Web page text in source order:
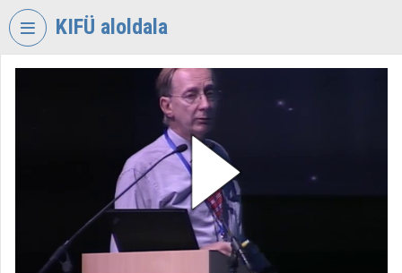
Fejléc kihagyása
KIFÜ aloldala
Intézményi kezdőlap
Bejelentkezés